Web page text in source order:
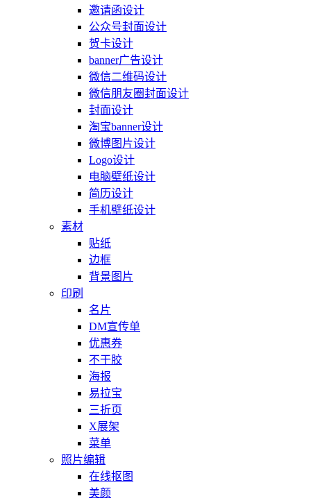
邀请函设计
公众号封面设计
贺卡设计
banner广告设计
微信二维码设计
微信朋友圈封面设计
封面设计
淘宝banner设计
微博图片设计
Logo设计
电脑壁纸设计
简历设计
手机壁纸设计
素材
贴纸
边框
背景图片
印刷
名片
DM宣传单
优惠券
不干胶
海报
易拉宝
三折页
X展架
菜单
照片编辑
在线抠图
美颜